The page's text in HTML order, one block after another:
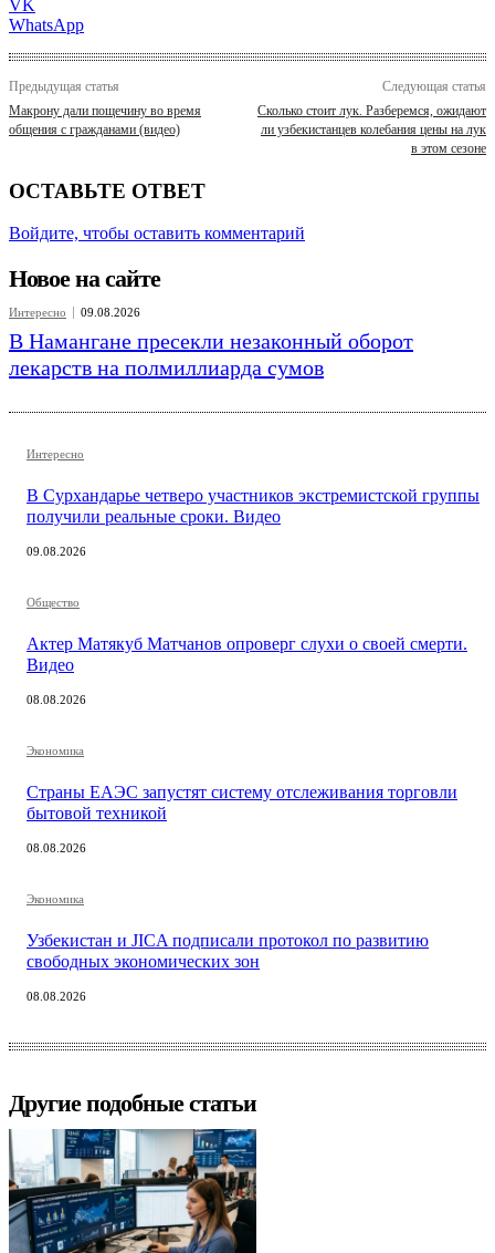
VK
WhatsApp
Предыдущая статья
Макрону дали пощечину во время
общения с гражданами (видео)
Следующая статья
Сколько стоит лук. Разберемся, ожидают
ли узбекистанцев колебания цены на лук
в этом сезоне
ОСТАВЬТЕ ОТВЕТ
Войдите, чтобы оставить комментарий
Новое на сайте
Интересно 09.08.2026
В Намангане пресекли незаконный оборот
лекарств на полмиллиарда сумов
Интересно
В Сурхандарье четверо участников экстремистской группы
получили реальные сроки. Видео
09.08.2026
Общество
Актер Матякуб Матчанов опроверг слухи о своей смерти.
Видео
08.08.2026
Экономика
Страны ЕАЭС запустят систему отслеживания торговли
бытовой техникой
08.08.2026
Экономика
Узбекистан и JICA подписали протокол по развитию
свободных экономических зон
08.08.2026
Другие подобные статьи